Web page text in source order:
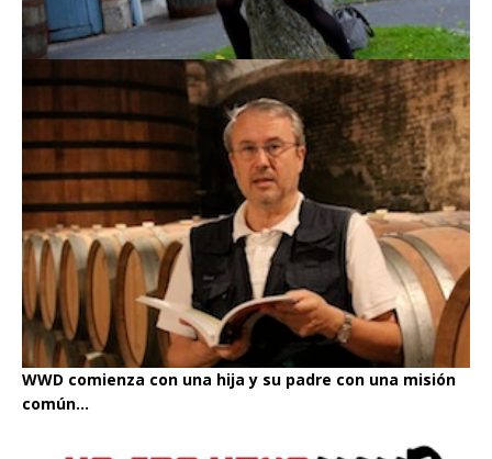
WWD comienza con una hija y su padre con una misión
común...